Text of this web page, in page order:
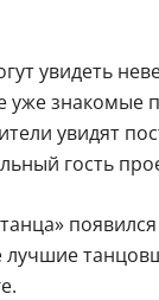
увидеть
уже знакомые
увидят
гость
лучшие